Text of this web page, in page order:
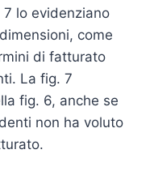
lo evidenziano
come
di fatturato
La fig. 7
fig. 6, anche se
non ha voluto